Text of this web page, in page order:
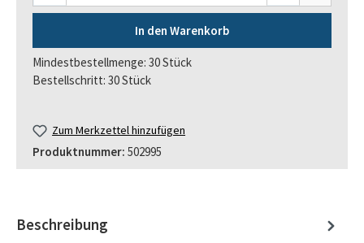
In den Warenkorb
Mindestbestellmenge: 30 Stück
Bestellschritt: 30 Stück
Zum Merkzettel hinzufügen
Produktnummer: 502995
Beschreibung